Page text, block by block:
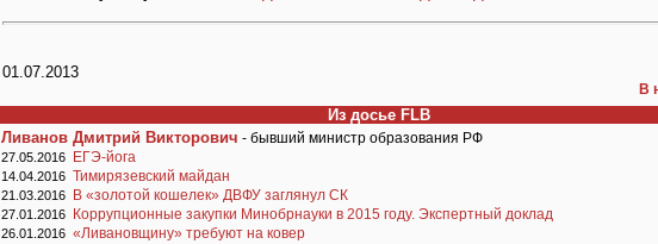
01.07.2013
В
Из досье FLB
Ливанов Дмитрий Викторович - бывший министр образования РФ
27.05.2016 ЕГЭ-йога
14.04.2016 Тимирязевский майдан
21.03.2016 В «золотой кошелек» ДВФУ заглянул СК
27.01.2016 Коррупционные закупки Минобрнауки в 2015 году. Экспертный доклад
26.01.2016 «Ливановщину» требуют на ковер